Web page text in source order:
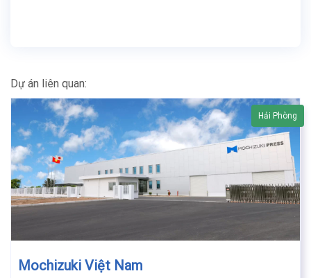
Dự án liên quan:
Hải Phòng
Mochizuki Việt Nam